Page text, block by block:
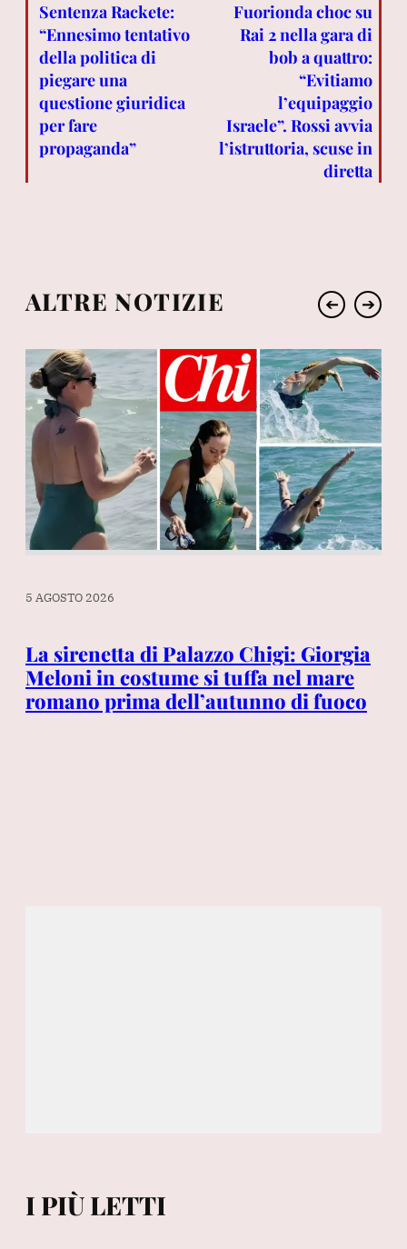
Sentenza Rackete:
“Ennesimo tentativo
della politica di
piegare una
questione giuridica
per fare
propaganda”
Fuorionda choc su
Rai 2 nella gara di
bob a quattro:
“Evitiamo
l’equipaggio
Israele”. Rossi avvia
l’istruttoria, scuse in
diretta
ALTRE NOTIZIE ➔ ➔
5 AGOSTO 2026
La sirenetta di Palazzo Chigi: Giorgia
Meloni in costume si tuffa nel mare
romano prima dell’autunno di fuoco
I PIÙ LETTI